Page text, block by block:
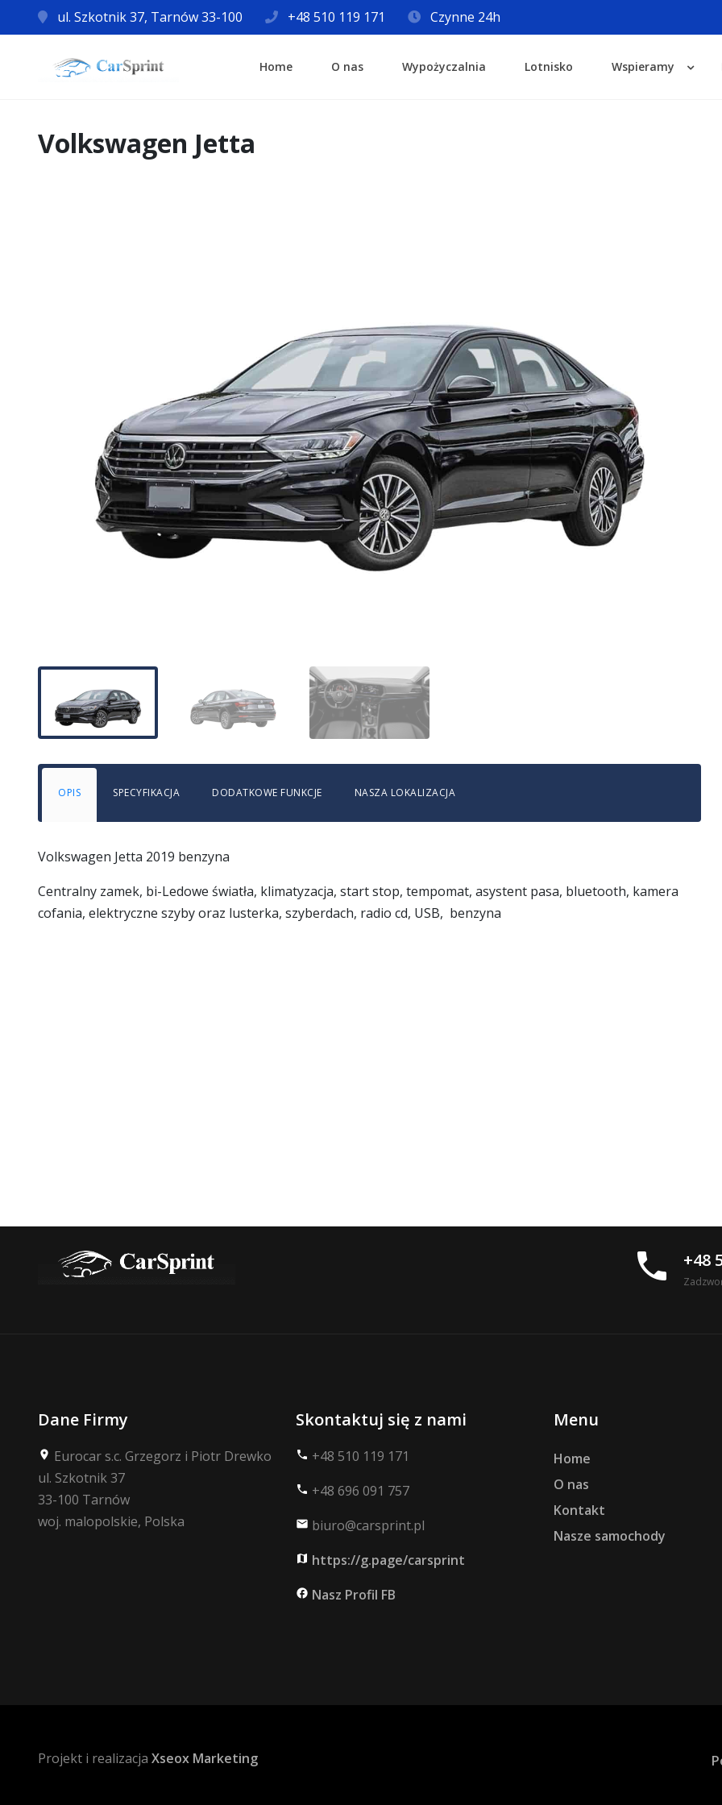
ul. Szkotnik 37, Tarnów 33-100 +48 510 119 171 Czynne 24h
Home O nas Wypożyczalnia Lotnisko Wspieramy
Volkswagen Jetta
OPIS SPECYFIKACJA DODATKOWE FUNKCJE NASZA LOKALIZACJA
Volkswagen Jetta 2019 benzyna
Centralny zamek, bi-Ledowe światła, klimatyzacja, start stop, tempomat, asystent pasa, bluetooth, kamera
cofania, elektryczne szyby oraz lusterka, szyberdach, radio cd, USB, benzyna
phone +48
Dane Firmy
place Eurocar s.c. Grzegorz i Piotr Drewko
ul. Szkotnik 37
33-100 Tarnów
woj. malopolskie, Polska
Skontaktuj się z nami
phone +48 510 119 171
phone +48 696 091 757
mail biuro@carsprint.pl
map https://g.page/carsprint
facebook Nasz Profil FB
Menu
Home
O nas
Kontakt
Nasze samochody
Projekt i realizacja Xseox Marketing